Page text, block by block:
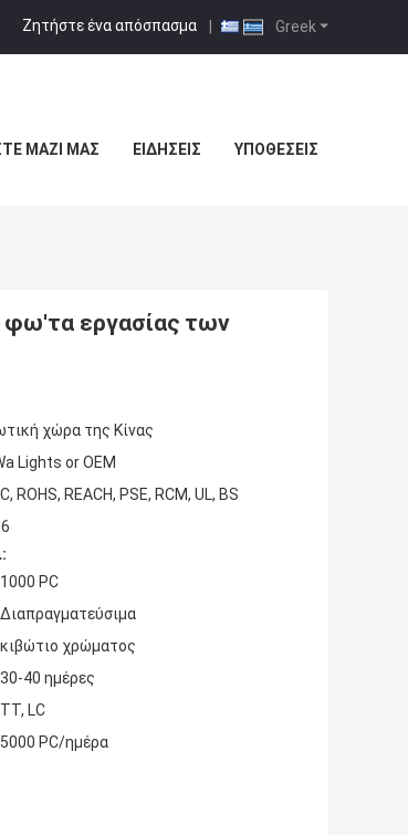
Greek
Ζητήστε ένα απόσπασμα |
ΜΑΖΊ ΜΑΣ ΕΙΔΉΣΕΙΣ ΥΠΟΘΈΣΕΙΣ
φω'τα εργασίας των
χώρα της Κίνας
Lights or OEM
ROHS, REACH, PSE, RCM, UL, BS
1000 PC
Διαπραγματεύσιμα
κιβώτιο χρώματος
30-40 ημέρες
TT, LC
5000 PC/ημέρα